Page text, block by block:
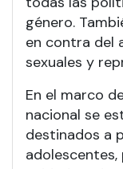
género.
en contra del
sexuales y
En el marco
nacional se
destinados a